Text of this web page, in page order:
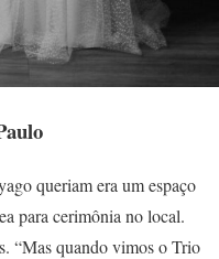
queriam era um espaço
para cerimônia no local.
“Mas quando vimos o Trio